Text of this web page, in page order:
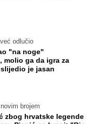
odlučio
"na noge"
molio ga da igra za
je jasan
brojem
zbog hrvatske legende